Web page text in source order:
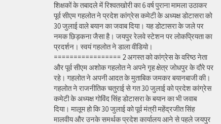
शिक्षकों के तबादले में रिश्वतखोरी का 6 वर्ष पुराना मामला उठाकर
पूर्व सीएम गहलोत ने प्रदेश कांग्रेस कमेटी के अध्यक्ष डोटासरा को
30 जुलाई वाले बयान का जवाब दिया। यह डोटासरा के जले पर
नमक छिड़कना जैसा है। जयपुर रेलवे स्टेशन पर लोकप्रियता का
प्रदर्शन। स्वयं गहलोत ने डाला वीडियो।
================= 2 अगस्त को कांग्रेस के वरिष्ठ नेता
और पूर्व सीएम अशोक गहलोत ने अपने गृह क्षेत्र जोधपुर के दौरे पर
रहे। गहलोत ने अपनी आदत के मुताबिक जमकर बयानबाजी की।
गहलोत ने राजनीतिक चतुराई से गत 30 जुलाई को प्रदेश कांग्रेस
कमेटी के अध्यक्ष गोविंद सिंह डोटासरा के बयान का भी जवाब
दिया। मालूम हो कि 30 जुलाई को पूर्व मंत्री महेंद्रजीत सिंह
मालवीय और उनके समर्थक प्रदेश कार्यालय आने से पहले जयपुर